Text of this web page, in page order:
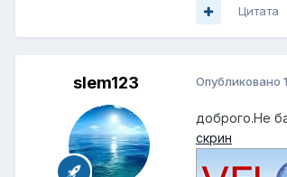
Цитата
slem123 Опубликовано
доброго.Не
скрин